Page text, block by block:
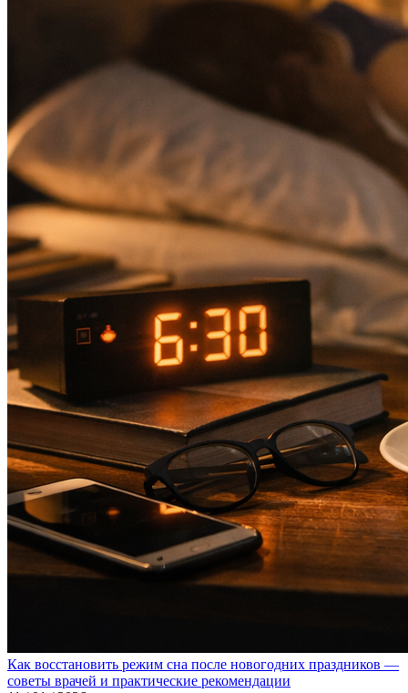
Как восстановить режим сна после новогодних праздников —
советы врачей и практические рекомендации